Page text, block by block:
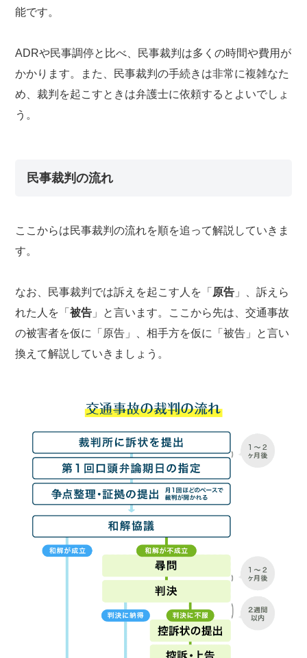
能です。
ADRや民事調停と比べ、民事裁判は多くの時間や費用が
かかります。また、民事裁判の手続きは非常に複雑なた
め、裁判を起こすときは弁護士に依頼するとよいでしょ
う。
民事裁判の流れ
ここからは民事裁判の流れを順を追って解説していきま
す。
なお、民事裁判では訴えを起こす人を「 原告 」、訴えら
れた人を「被告 」と言います。ここから先は、交通事故
の被害者を仮に「原告」、相手方を仮に「被告」と言い
換えて解説していきましょう。